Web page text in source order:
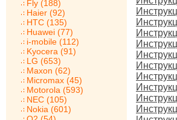
Fly (188)
Haier (92)
HTC (135)
Huawei (77)
i-mobile (112)
Kyocera (91)
LG (653)
Maxon (62)
Micromax (45)
Motorola (593)
NEC (105)
Nokia (601)